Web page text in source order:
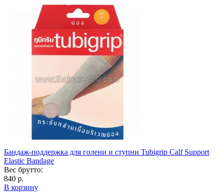
Бандаж-поддержка для голени и ступни Tubigrip Calf Support
Elastic Bandage
Вес брутто:
840 р.
В корзину